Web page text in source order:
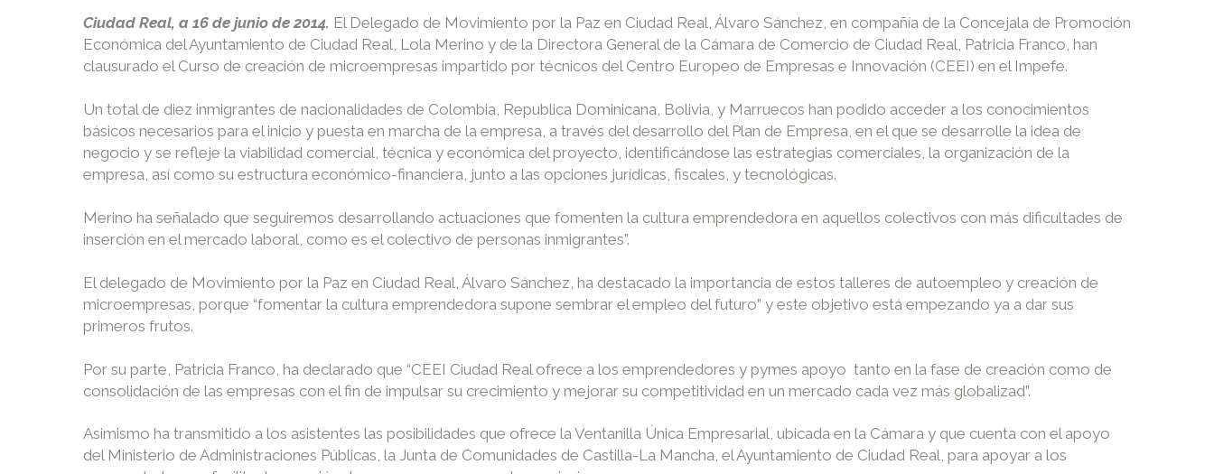
Ciudad Real, a 16 de junio de 2014. El Delegado de Movimiento por la Paz en Ciudad Real, Álvaro Sánchez, en compañía de la Concejala de Promoción
Económica del Ayuntamiento de Ciudad Real, Lola Merino y de la Directora General de la Cámara de Comercio de Ciudad Real, Patricia Franco, han
clausurado el Curso de creación de microempresas impartido por técnicos del Centro Europeo de Empresas e Innovación (CEEI) en el Impefe.
Un total de diez inmigrantes de nacionalidades de Colombia, Republica Dominicana, Bolivia, y Marruecos han podido acceder a los conocimientos
básicos necesarios para el inicio y puesta en marcha de la empresa, a través del desarrollo del Plan de Empresa, en el que se desarrolle la idea de
negocio y se refleje la viabilidad comercial, técnica y económica del proyecto, identificándose las estrategias comerciales, la organización de la
empresa, así como su estructura económico-financiera, junto a las opciones jurídicas, fiscales, y tecnológicas.
Merino ha señalado que seguiremos desarrollando actuaciones que fomenten la cultura emprendedora en aquellos colectivos con más dificultades de
inserción en el mercado laboral, como es el colectivo de personas inmigrantes”.
El delegado de Movimiento por la Paz en Ciudad Real, Álvaro Sánchez, ha destacado la importancia de estos talleres de autoempleo y creación de
microempresas, porque “fomentar la cultura emprendedora supone sembrar el empleo del futuro” y este objetivo está empezando ya a dar sus
primeros frutos.
Por su parte, Patricia Franco, ha declarado que “CEEI Ciudad Real ofrece a los emprendedores y pymes apoyo tanto en la fase de creación como de
consolidación de las empresas con el fin de impulsar su crecimiento y mejorar su competitividad en un mercado cada vez más globalizad”.
Asimismo ha transmitido a los asistentes las posibilidades que ofrece la Ventanilla Única Empresarial, ubicada en la Cámara y que cuenta con el apoyo
del Ministerio de Administraciones Públicas, la Junta de Comunidades de Castilla-La Mancha, el Ayuntamiento de Ciudad Real, para apoyar a los